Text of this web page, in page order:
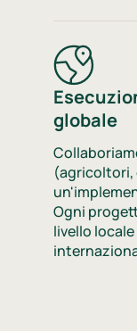
globale
(agricoltori,
Ogni
livello